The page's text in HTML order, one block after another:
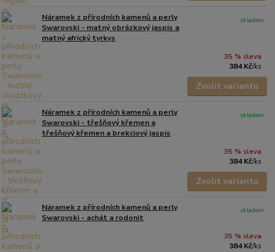
Náramek z přírodních kamenů a perly
Swarovski - matný obrázkový jaspis a
matný africký tyrkys
35 % sleva
384 Kč/ks
skladem
Zvolit variantu
Náramek z přírodních kamenů a perly
Swarovski - třešňový křemen a
třešňový křemen a brekciový jaspis
35 % sleva
384 Kč/ks
skladem
Zvolit variantu
Náramek z přírodních kamenů a perly
Swarovski - achát a rodonit
35 % sleva
384 Kč/ks
skladem